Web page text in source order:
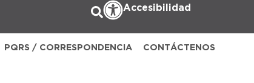
Accesibilidad
PQRS / CORRESPONDENCIA CONTÁCTENOS